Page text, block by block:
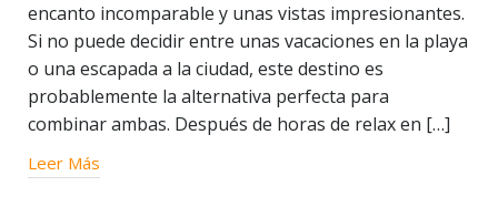
encanto incomparable y unas vistas impresionantes.
Si no puede decidir entre unas vacaciones en la playa
o una escapada a la ciudad, este destino es
probablemente la alternativa perfecta para
combinar ambas. Después de horas de relax en […]
Leer Más